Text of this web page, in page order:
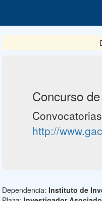
En
Concurso
http://
Dependencia: Instituto de